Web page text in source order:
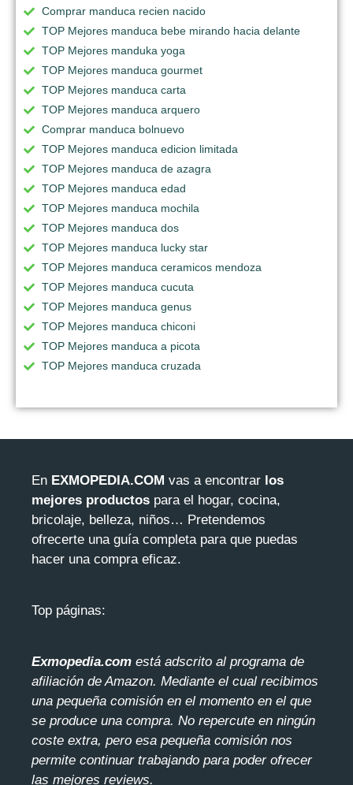
Comprar manduca recien nacido
TOP Mejores manduca bebe mirando hacia delante
TOP Mejores manduka yoga
TOP Mejores manduca gourmet
TOP Mejores manduca carta
TOP Mejores manduca arquero
Comprar manduca bolnuevo
TOP Mejores manduca edicion limitada
TOP Mejores manduca de azagra
TOP Mejores manduca edad
TOP Mejores manduca mochila
TOP Mejores manduca dos
TOP Mejores manduca lucky star
TOP Mejores manduca ceramicos mendoza
TOP Mejores manduca cucuta
TOP Mejores manduca genus
TOP Mejores manduca chiconi
TOP Mejores manduca a picota
TOP Mejores manduca cruzada
En EXMOPEDIA.COM vas a encontrar los
mejores productos para el hogar, cocina,
bricolaje, belleza, niños… Pretendemos
ofrecerte una guía completa para que puedas
hacer una compra eficaz.
Top páginas:
Exmopedia.com está adscrito al programa de
afiliación de Amazon. Mediante el cual recibimos
una pequeña comisión en el momento en el que
se produce una compra. No repercute en ningún
coste extra, pero esa pequeña comisión nos
permite continuar trabajando para poder ofrecer
las mejores reviews.